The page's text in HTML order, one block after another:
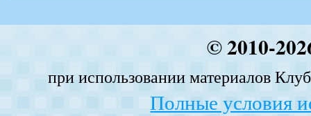
© 2010-
при использовании материалов
Полные условия